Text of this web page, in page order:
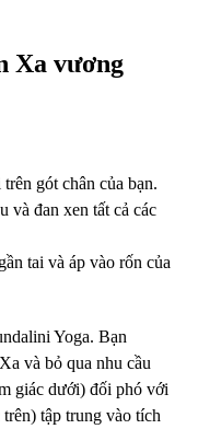
Xa vương
gót chân của bạn.
và đan xen tất cả các
tai và áp vào rốn của
Yoga. Bạn
và bỏ qua nhu cầu
giác dưới) đối phó với
tập trung vào tích